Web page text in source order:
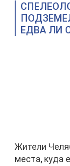
ЕДВА ЛИ
Жители
места, куда